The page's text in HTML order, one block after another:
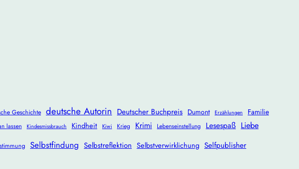
Geschichte deutsche Autorin Deutscher Buchpreis Dumont Erzählungen Familie
lassen Kindesmissbrauch Kindheit Kiwi Krieg Krimi Lebenseinstellung Lesespaß Liebe
Selbstfindung Selbstreflektion Selbstverwirklichung Selfpublisher